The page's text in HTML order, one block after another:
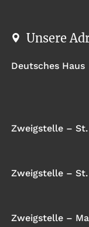
Unsere
Deutsches Haus
Zweigstelle –
Zweigstelle –
Zweigstelle –